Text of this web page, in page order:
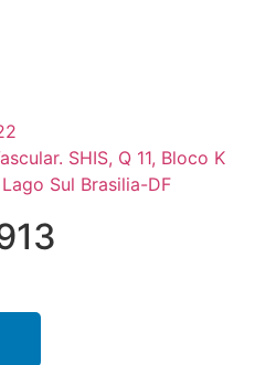
SHIS, Q 11, Bloco K
Sul Brasilia-DF